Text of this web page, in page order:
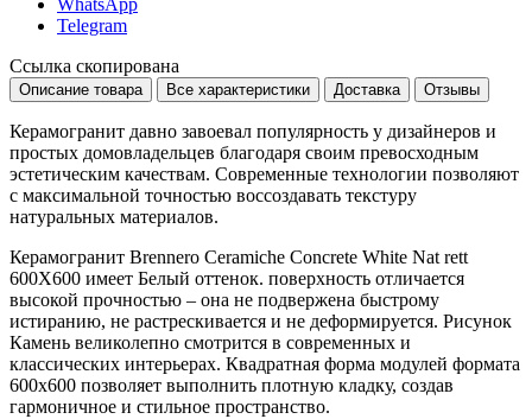
WhatsApp
Telegram
Ссылка скопирована
Описание товара Все характеристики Доставка Отзывы
Керамогранит давно завоевал популярность у дизайнеров и
простых домовладельцев благодаря своим превосходным
эстетическим качествам. Современные технологии позволяют
с максимальной точностью воссоздавать текстуру
натуральных материалов.
Керамогранит Brennero Ceramiche Concrete White Nat rett
600X600 имеет Белый оттенок. поверхность отличается
высокой прочностью – она не подвержена быстрому
истиранию, не растрескивается и не деформируется. Рисунок
Камень великолепно смотрится в современных и
классических интерьерах. Квадратная форма модулей формата
600x600 позволяет выполнить плотную кладку, создав
гармоничное и стильное пространство.